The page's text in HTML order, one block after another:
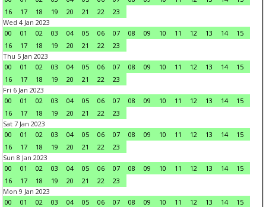
16
17 18 19 20 21 22
23
Wed 4 Jan 2023
00
01 02 03 04 05 06 07 08 09 10 11 12 13 14
15
16
17 18 19 20 21 22
23
Thu 5 Jan 2023
00
01 02 03 04 05 06 07 08 09 10 11 12 13 14
15
16
17 18 19 20 21 22
23
Fri 6 Jan 2023
00
01 02 03 04 05 06 07 08 09 10 11 12 13 14
15
16
17 18 19 20 21 22
23
Sat 7 Jan 2023
00
01 02 03 04 05 06 07 08 09 10 11 12 13 14
15
16
17 18 19 20 21 22
23
Sun 8 Jan 2023
00
01 02 03 04 05 06 07 08 09 10 11 12 13 14
15
16
17 18 19 20 21 22
23
Mon 9 Jan 2023
00
01 02 03 04 05 06 07 08 09 10 11 12 13 14 15